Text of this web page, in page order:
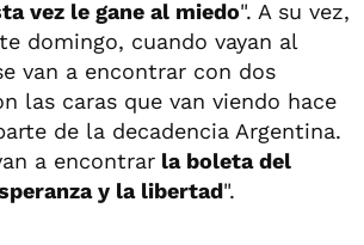
vez le gane al miedo". A su vez,
domingo, cuando vayan al
van a encontrar con dos
las caras que van viendo hace
de la decadencia Argentina.
a encontrar la boleta del
y la libertad".